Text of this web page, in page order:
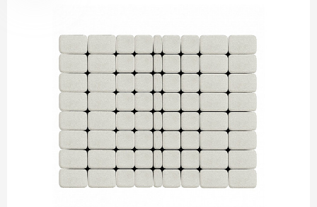
ПЕРЕЙТИ
Продажа бордюров в
Краснодаре